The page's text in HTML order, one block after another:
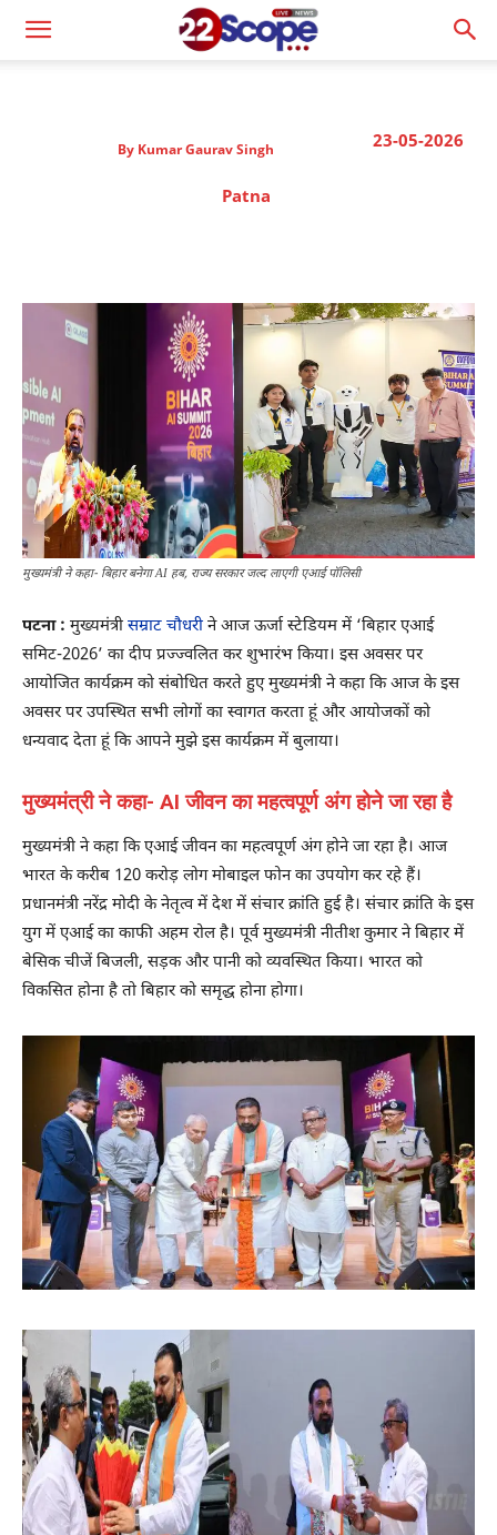
23-05-2026
By Kumar Gaurav Singh
Patna
मुख्यमंत्री ने कहा- बिहार बनेगा AI हब, राज्य सरकार जल्द लाएगी एआई पॉलिसी
पटना : मुख्यमंत्री सम्राट चौधरीने आज ऊर्जा स्टेडियम में ‘बिहार एआई
समिट-2026’ का दीप प्रज्ज्वलित कर शुभारंभ किया। इस अवसर पर
आयोजित कार्यक्रम को संबोधित करते हुए मुख्यमंत्री ने कहा कि आज के इस
अवसर पर उपस्थित सभी लोगों का स्वागत करता हूं और आयोजकों को
धन्यवाद देता हूं कि आपने मुझे इस कार्यक्रम में बुलाया।
मुख्यमंत्री ने कहा- AI जीवन का महत्वपूर्ण अंग होने जा रहा है
मुख्यमंत्री ने कहा कि एआई जीवन का महत्वपूर्ण अंग होने जा रहा है। आज
भारत के करीब 120 करोड़ लोग मोबाइल फोन का उपयोग कर रहे हैं।
प्रधानमंत्री नरेंद्र मोदी के नेतृत्व में देश में संचार क्रांति हुई है। संचार क्रांति के इस
युग में एआई का काफी अहम रोल है। पूर्व मुख्यमंत्री नीतीश कुमार ने बिहार में
बेसिक चीजें बिजली, सड़क और पानी को व्यवस्थित किया। भारत को
विकसित होना है तो बिहार को समृद्ध होना होगा।